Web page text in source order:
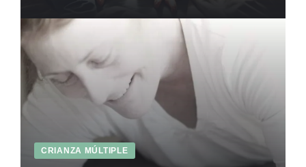
CRIANZA MÚLTIPLE